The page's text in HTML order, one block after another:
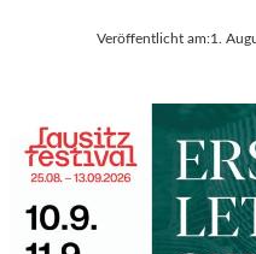
Veröffentlicht am:1.